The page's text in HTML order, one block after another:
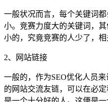
一般状况而言，每个关键词
小。竞赛力度大的关键词，
小的，究竟竞赛的人少了，相
2、网站链接
一般的，作为SEO优化人员
的网站交流友链，可以在必